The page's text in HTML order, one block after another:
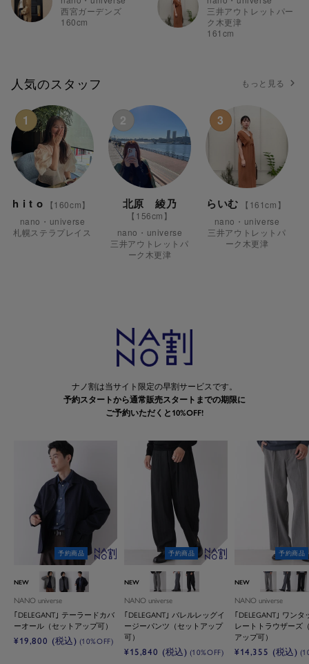
西宮ガーデンズ
160cm
三井アウトレットパー
ク木更津
161 cm
人気のスタッフ もっと見る
1
h i t o 【160cm】
nano・universe
札幌ステラプレイス
2
北原 綾乃
【 156cm】
nano・universe
三井アウトレットパ
ーク木更津
3
らいむ 【 161cm】
nano・universe
三井アウトレットパ
ーク木更津
ナノ割は当サイト限定の早割サービスです。
予約スタートから通常販売スタートまでの期限に
ご予約いただくと10%OFF!
予約商品
NEW
Ｌ．グレー
チャコールパターン２
NANO universe
｢DELEGANT｣ テーラードカバ
ーオール（セットアップ可）
セ
¥19,800 (税込) (10%OFF)
予約商品
NEW
Ｌ．グレー
チャコール
パターン１
NANO universe
｢DELEGANT｣ バレルレッグイ
ージーパンツ（セットアップ
可）
セ
¥15,840 (税込) (10%OFF)
予約商品
NEW
Ｌ．グレー
チャコ
NANO universe
｢DELEGANT｣ ワンタ
レートトラウザーズ
アップ可）
セ
¥14,355 (税込)